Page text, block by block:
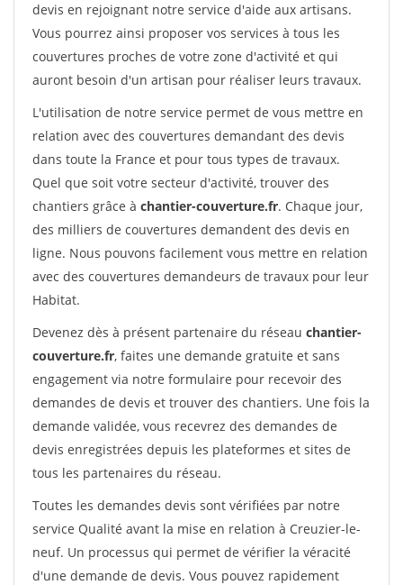
devis en rejoignant notre service d'aide aux artisans.
Vous pourrez ainsi proposer vos services à tous les
couvertures proches de votre zone d'activité et qui
auront besoin d'un artisan pour réaliser leurs travaux.
L'utilisation de notre service permet de vous mettre en
relation avec des couvertures demandant des devis
dans toute la France et pour tous types de travaux.
Quel que soit votre secteur d'activité, trouver des
chantiers grâce à chantier-couverture.fr. Chaque jour,
des milliers de couvertures demandent des devis en
ligne. Nous pouvons facilement vous mettre en relation
avec des couvertures demandeurs de travaux pour leur
Habitat.
Devenez dès à présent partenaire du réseau chantier-
couverture.fr, faites une demande gratuite et sans
engagement via notre formulaire pour recevoir des
demandes de devis et trouver des chantiers. Une fois la
demande validée, vous recevrez des demandes de
devis enregistrées depuis les plateformes et sites de
tous les partenaires du réseau.
Toutes les demandes devis sont vérifiées par notre
service Qualité avant la mise en relation à Creuzier-le-
neuf. Un processus qui permet de vérifier la véracité
d'une demande de devis. Vous pouvez rapidement